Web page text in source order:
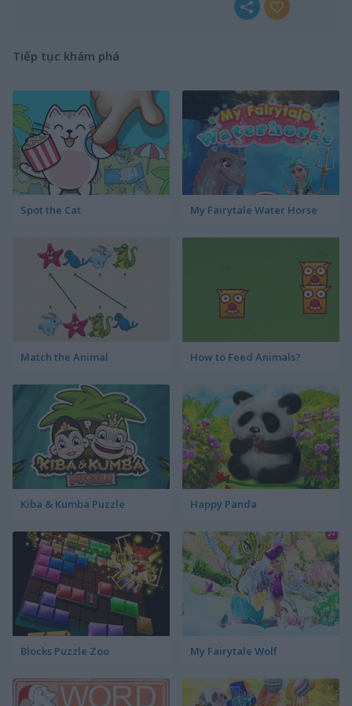
Tiếp tục khám phá
Spot the Cat My Fairytale Water Horse
Match the Animal How to Feed Animals?
Kiba & Kumba Puzzle Happy Panda
Blocks Puzzle Zoo My Fairytale Wolf